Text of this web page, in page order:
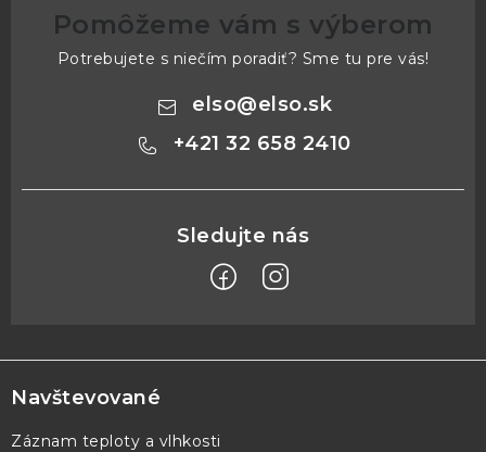
Pomôžeme vám s výberom
Potrebujete s niečím poradiť? Sme tu pre vás!
elso@elso.sk
+421 32 658 2410
á
p
ä
Navštevované
Záznam teploty a vlhkosti